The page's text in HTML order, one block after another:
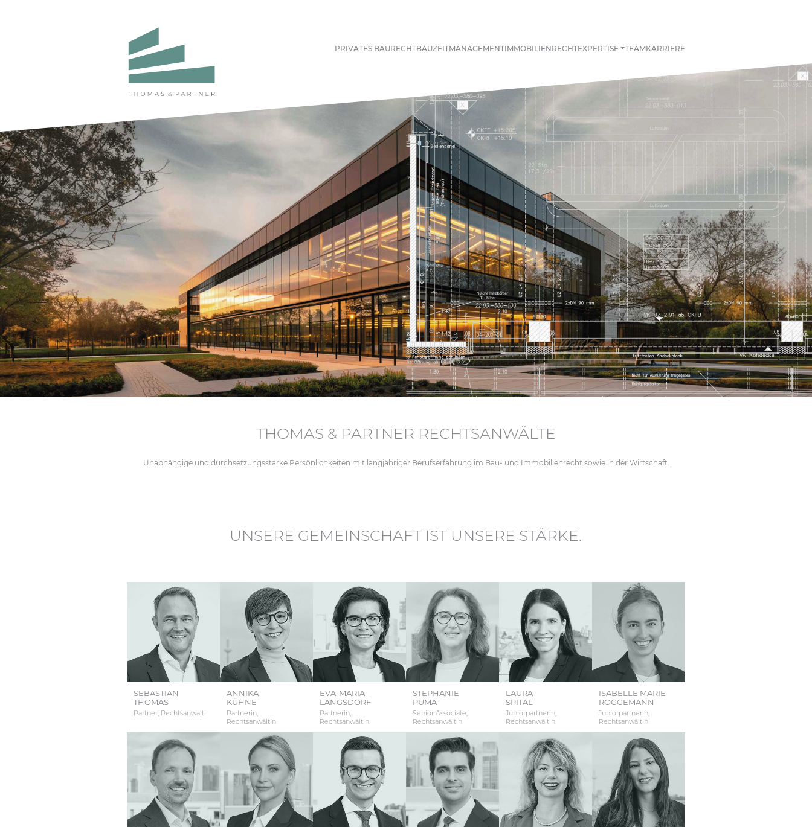
PRIVATES BAURECHTBAUZEITMANAGEMENTIMMOBILIENRECHTEXPERTISE TEAMKARRIERE
THOMAS & PARTNER RECHTSANWÄLTE
Unabhängige und durchsetzungsstarke Persönlichkeiten mit langjähriger Berufserfahrung im Bau- und Immobilienrecht sowie in der Wirtschaft.
UNSERE GEMEINSCHAFT IST UNSERE STÄRKE.
SEBASTIAN
THOMAS
Partner, Rechtsanwalt
ANNIKA
KÜHNE
Partnerin,
Rechtsanwältin
EVA-MARIA
LANGSDORF
Partnerin,
Rechtsanwältin
STEPHANIE
PUMA
Senior Associate,
Rechtsanwältin
LAURA
SPITAL
Juniorpartnerin,
Rechtsanwältin
ISABELLE MARIE
ROGGEMANN
Juniorpartnerin,
Rechtsanwältin